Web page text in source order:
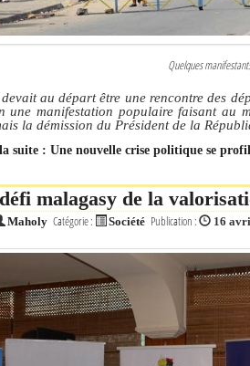
Quelques
au départ être une rencontre des
une manifestation populaire faisant au
la démission du Président de la
suite : Une nouvelle crise politique se
malagasy de la
Maholy Catégorie : Société Publication : 16